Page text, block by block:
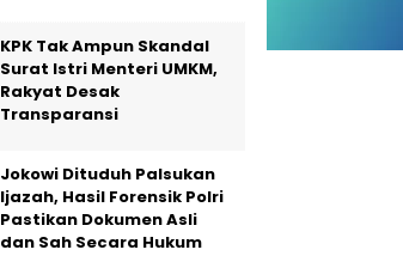
KPK Tak Ampun Skandal
Surat Istri Menteri UMKM,
Rakyat Desak
Transparansi
Jokowi Dituduh Palsukan
Ijazah, Hasil Forensik Polri
Pastikan Dokumen Asli
dan Sah Secara Hukum